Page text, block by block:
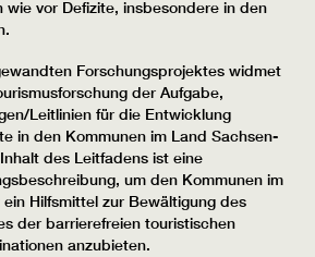
wie vor Defizite, insbesondere in den
Forschungsprojektes widmet
der Aufgabe,
Leitlinien für die Entwicklung
in den Kommunen im Land Sachsen-
des Leitfadens ist eine
um den Kommunen im
Hilfsmittel zur Bewältigung des
der barrierefreien touristischen
anzubieten.